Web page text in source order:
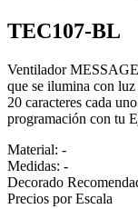
TEC107-BL
Ventilador
que se ilumina con
20 caracteres cada
programación con tu
Material: -
Medidas: -
Decorado
Precios por Escala